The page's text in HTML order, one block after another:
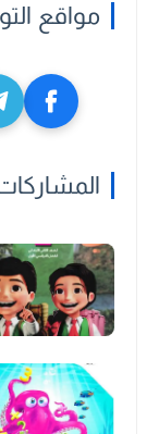
مواقع